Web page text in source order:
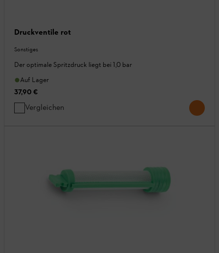
Druckventile rot
Sonstiges
Der optimale Spritzdruck liegt bei 1,0 bar
Auf Lager
37,90 €
Vergleichen